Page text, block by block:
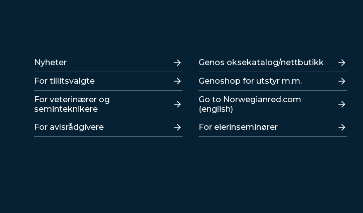
Lenker
Nyheter
For tillitsvalgte
For veterinærer og
seminteknikere
For avlsrådgivere
Lenker
Genos oksekatalog/nettbutikk
Genoshop for utstyr m.m.
Go to Norwegianred.com
(english)
For eierinseminører